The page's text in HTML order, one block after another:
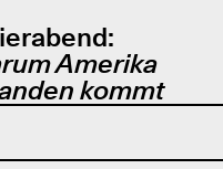
Amerika
kommt